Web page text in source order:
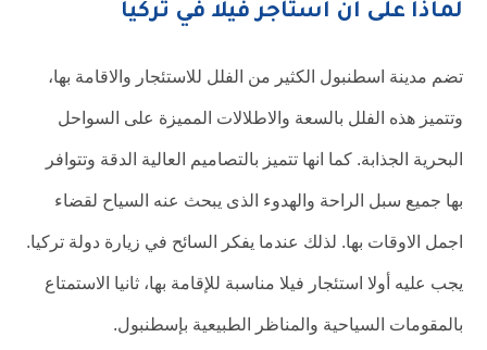
لماذا على ان استأجر فيلا في تركيا
تضم مدينة اسطنبول الكثير من الفلل للاستئجار والاقامة بها،
وتتميز هذه الفلل بالسعة والاطلالات المميزة على السواحل
البحرية الجذابة. كما انها تتميز بالتصاميم العالية الدقة وتتوافر
بها جميع سبل الراحة والهدوء الذى يبحث عنه السياح لقضاء
اجمل الاوقات بها. لذلك عندما يفكر السائح في زيارة دولة تركيا.
يجب عليه أولا استئجار فيلا مناسبة للإقامة بها، ثانيا الاستمتاع
بالمقومات السياحية والمناظر الطبيعية بإسطنبول.